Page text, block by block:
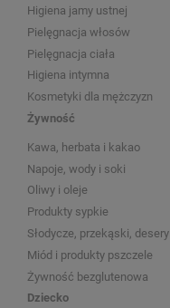
Higiena jamy ustnej
Pielęgnacja włosów
Pielęgnacja ciała
Higiena intymna
Kosmetyki dla mężczyzn
Żywność
Kawa, herbata i kakao
Napoje, wody i soki
Oliwy i oleje
Produkty sypkie
Słodycze, przekąski, desery
Miód i produkty pszczele
Żywność bezglutenowa
Dziecko